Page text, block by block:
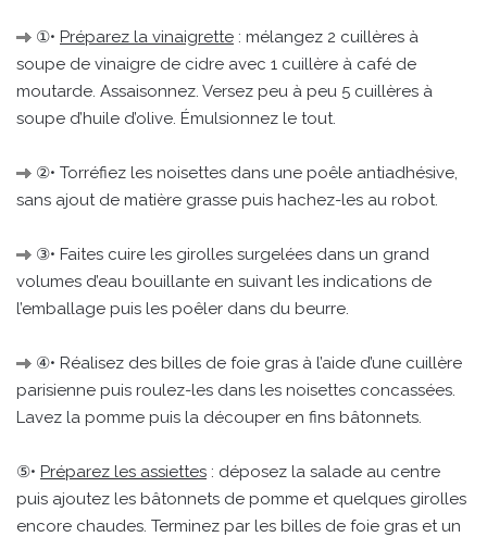
①• Préparez la vinaigrette : mélangez 2 cuillères à
soupe de vinaigre de cidre avec 1 cuillère à café de
moutarde. Assaisonnez. Versez peu à peu 5 cuillères à
soupe d’huile d’olive. Émulsionnez le tout.
②• Torréfiez les noisettes dans une poêle antiadhésive,
sans ajout de matière grasse puis hachez-les au robot.
③• Faites cuire les girolles surgelées dans un grand
volumes d’eau bouillante en suivant les indications de
l’emballage puis les poêler dans du beurre.
④• Réalisez des billes de foie gras à l’aide d’une cuillère
parisienne puis roulez-les dans les noisettes concassées.
Lavez la pomme puis la découper en fins bâtonnets.
⑤• Préparez les assiettes : déposez la salade au centre
puis ajoutez les bâtonnets de pomme et quelques girolles
encore chaudes. Terminez par les billes de foie gras et un